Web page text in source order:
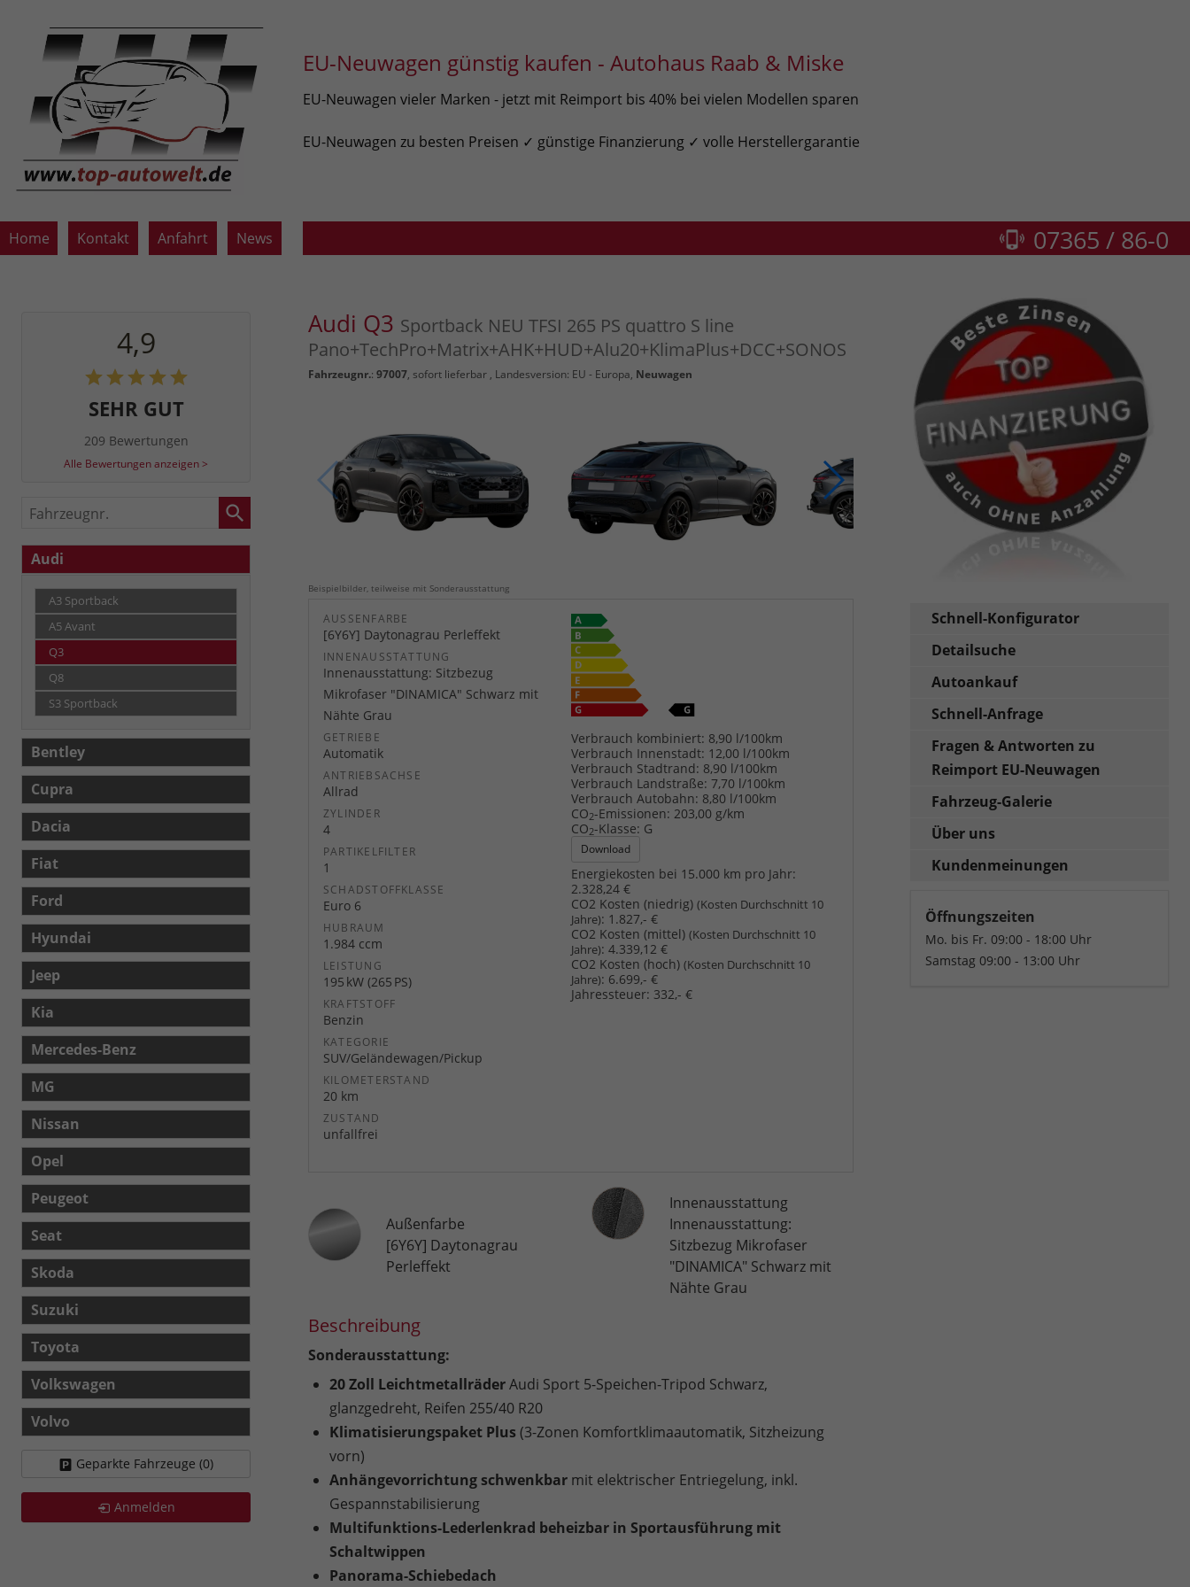
EU-Neuwagen günstig kaufen - Autohaus Raab & Miske
EU-Neuwagen vieler Marken - jetzt mit Reimport bis 40% bei vielen Modellen sparen
EU-Neuwagen zu besten Preisen ✓ günstige Finanzierung ✓ volle Herstellergarantie
Home Kontakt Anfahrt News 07365 / 86-0
Audi Q3 Sportback NEU TFSI 265 PS quattro S line
Pano+TechPro+Matrix+AHK+HUD+Alu20+KlimaPlus+DCC+SONOS
Fahrzeugnr.: 97007, sofort lieferbar, Landesversion: EU - Europa, Neuwagen
Beispielbilder, teilweise mit Sonderausstattung
AUSSENFARBE
[6Y6Y] Daytonagrau Perleffekt
INNENAUSSTATTUNG
Innenausstattung: Sitzbezug
Mikrofaser "DINAMICA" Schwarz mit
Nähte Grau
GETRIEBE
Automatik
ANTRIEBSACHSE
Allrad
ZYLINDER
4
PARTIKELFILTER
1
SCHADSTOFFKLASSE
Euro 6
HUBRAUM
1.984 ccm
LEISTUNG
195 kW (265 PS)
KRAFTSTOFF
Benzin
KATEGORIE
SUV/Geländewagen/Pickup
KILOMETERSTAND
20 km
ZUSTAND
unfallfrei
Verbrauch kombiniert: 8,90 l/100km
Verbrauch Innenstadt: 12,00 l/100km
Verbrauch Stadtrand: 8,90 l/100km
Verbrauch Landstraße: 7,70 l/100km
Verbrauch Autobahn: 8,80 l/100km
CO2-Emissionen: 203,00 g/km
CO2-Klasse: G
Download
Energiekosten bei 15.000 km pro Jahr:
2.328,24 €
CO2 Kosten (niedrig)(Kosten Durchschnitt 10
Jahre): 1.827,- €
CO2 Kosten (mittel)(Kosten Durchschnitt 10
Jahre): 4.339,12 €
CO2 Kosten (hoch)(Kosten Durchschnitt 10
Jahre): 6.699,- €
Jahressteuer: 332,- €
Außenfarbe
[6Y6Y] Daytonagrau
Perleffekt
InnenausstattungInnenausstattung
Innenausstattung:
Sitzbezug Mikrofaser
"DINAMICA" Schwarz mit
Nähte Grau
Beschreibung
Sonderausstattung:
20 Zoll LeichtmetallräderAudi Sport 5-Speichen-Tripod Schwarz,
glanzgedreht, Reifen 255/40 R20
Klimatisierungspaket Plus(3-Zonen Komfortklimaautomatik, Sitzheizung
vorn)
Anhängevorrichtung schwenkbar mit elektrischer Entriegelung, inkl.
Gespannstabilisierung
Multifunktions-Lederlenkrad beheizbar in Sportausführung mit
Schaltwippen
Panorama-Schiebedach
4,9
SEHR GUT
209 Bewertungen
Alle Bewertungen anzeigen >
Fahrzeugnr.
Audi
A3 Sportback
A5 Avant
Q3
Q8
S3 Sportback
Bentley
Cupra
Dacia
Fiat
Ford
Hyundai
Jeep
Kia
Mercedes-Benz
MG
Nissan
Opel
Peugeot
Seat
Skoda
Suzuki
Toyota
Volkswagen
Volvo
Geparkte Fahrzeuge (0)
Anmelden
Schnell-Konfigurator
Detailsuche
Autoankauf
Schnell-Anfrage
Fragen & Antworten zu
Reimport EU-Neuwagen
Fahrzeug-Galerie
Über uns
Kundenmeinungen
Öffnungszeiten
Mo. bis Fr. 09:00 - 18:00 Uhr
Samstag 09:00 - 13:00 Uhr